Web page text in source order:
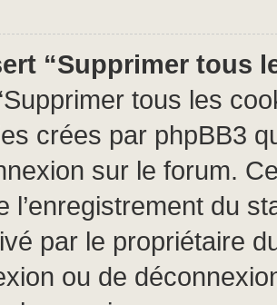
“Supprimer tous
tous les
crées par phpBB3
sur le forum.
l’enregistrement du
par le propriétaire
ou de